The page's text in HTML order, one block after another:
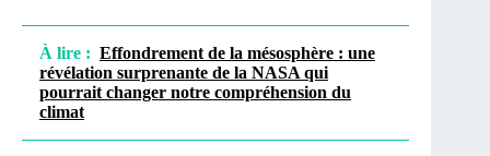
À lire : Effondrement de la mésosphère : une
révélation surprenante de la NASA qui
pourrait changer notre compréhension du
climat